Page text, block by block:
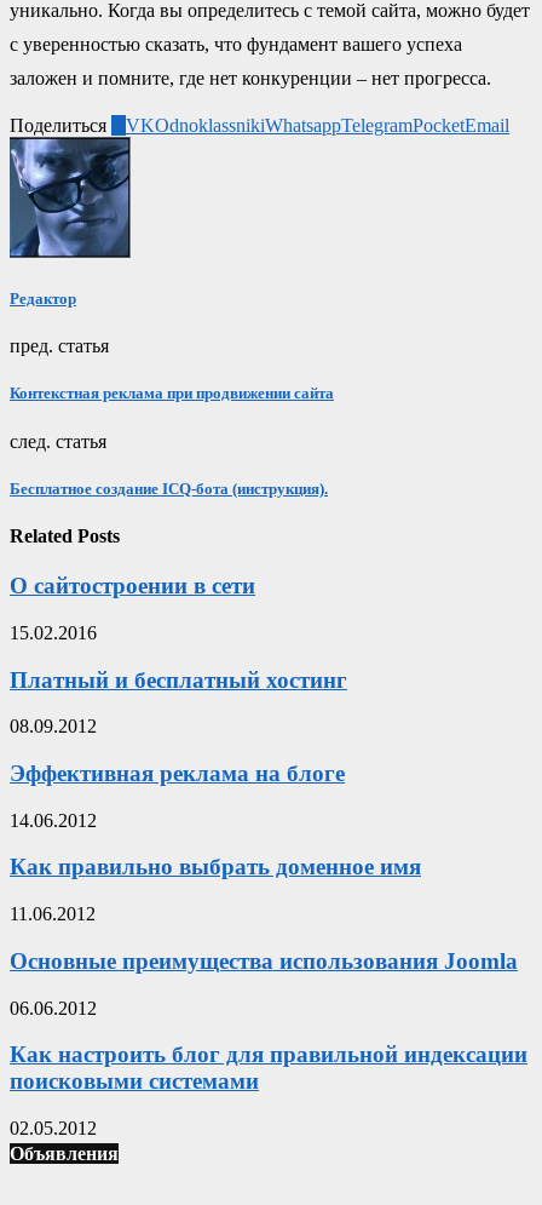
уникально. Когда вы определитесь с темой сайта, можно будет
с уверенностью сказать, что фундамент вашего успеха
заложен и помните, где нет конкуренции – нет прогресса.
Поделиться VKOdnoklassnikiWhatsappTelegramPocketEmail
Редактор
пред. статья
Контекстная реклама при продвижении сайта
след. статья
Бесплатное создание ICQ-бота (инструкция).
Related Posts
О сайтостроении в сети
15.02.2016
Платный и бесплатный хостинг
08.09.2012
Эффективная реклама на блоге
14.06.2012
Как правильно выбрать доменное имя
11.06.2012
Основные преимущества использования Joomla
06.06.2012
Как настроить блог для правильной индексации
поисковыми системами
02.05.2012
Объявления